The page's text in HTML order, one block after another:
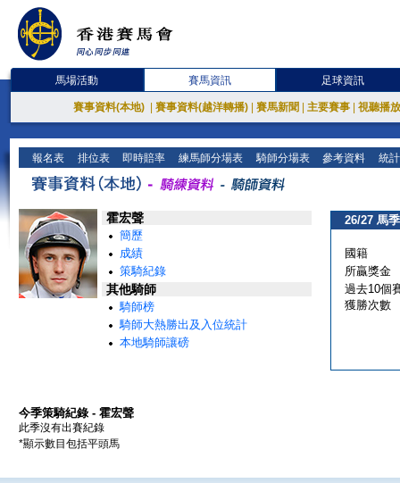
馬場活動 賽馬資訊 足球資訊
賽事資料(本地) 賽事資料(越洋轉播) 賽馬新聞 主要賽事 視聽播
報名表 排位表 即時賠率 練馬師分場表 騎師分場表 參考資料 統
霍宏聲
簡歷
成績
策騎紀錄
其他騎師
騎師榜
騎師大熱勝出及入位統計
本地騎師讓磅
26/27 馬季
國籍
所贏獎金
過去10個
獲勝次數
今季策騎紀錄 - 霍宏聲
此季沒有出賽紀錄
*顯示數目包括平頭馬